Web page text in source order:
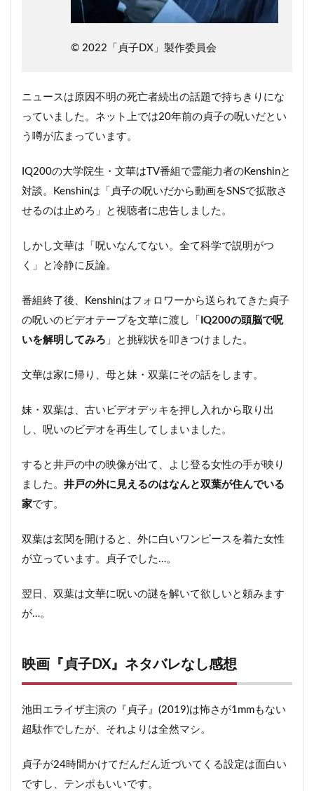
©︎ 2022「貞子DX」製作委員会
ニュースは原因不明の死亡者続出の話題で持ちきりにな
っていました。ネット上では20年前の貞子の呪いだとい
う噂が広まっています。
IQ200の大学院生・文華はTV番組で霊能力者のKenshinと
対談。Kenshinは「貞子の呪いだから動画をSNSで拡散さ
せるのは止めろ」と視聴者に忠告しました。
しかし文華は「呪いなんてない。全て科学で説明がつ
く」と冷静に反論。
番組終了後、Kenshinはフォロワーから送られてきた貞子
の呪いのビデオテープを文華に渡し「 IQ200の頭脳で呪
いを解明してみろ 」と挑戦状を叩きつけました。
文華は家に帰り、母と妹・双葉にその話をします。
妹・双葉は、古いビデオデッキを押し入れから取り出
し、呪いのビデオを再生してしまいました。
すると井戸の中の映像が出て、よじ登る女性の手が映り
ました。 井戸の外に見えるのはなんと双葉が住んでいる
家です。
双葉は玄関を開けると、外に白いワンピースを着た女性
が立っています。貞子でした…。
翌日、双葉は文華に呪いの謎を解いて欲しいと頼みます
が…。
映画『貞子DX』ネタバレなし感想
池田エライザ主演の『貞子』(2019)は怖さが1mmもない
超駄作でしたが、それよりは全然マシ。
貞子が24時間かけてだんだん近づいてくる設定は面白い
ですし、テンポもいいです。